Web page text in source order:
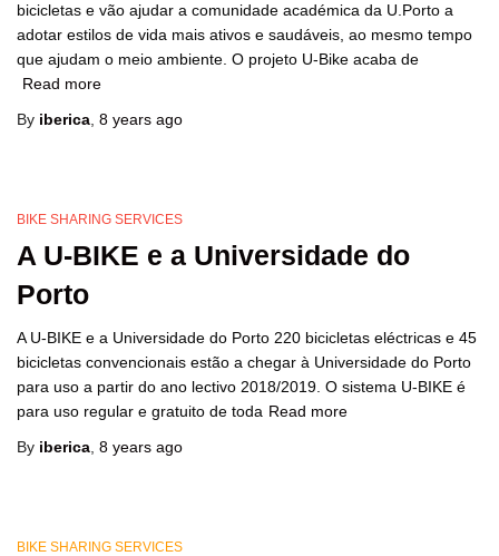
bicicletas e vão ajudar a comunidade académica da U.Porto a
adotar estilos de vida mais ativos e saudáveis, ao mesmo tempo
que ajudam o meio ambiente. O projeto U-Bike acaba de
Read more
By iberica 8 years ago
BIKE SHARING SERVICES
A U-BIKE e a Universidade do
Porto
A U-BIKE e a Universidade do Porto 220 bicicletas eléctricas e 45
bicicletas convencionais estão a chegar à Universidade do Porto
para uso a partir do ano lectivo 2018/2019. O sistema U-BIKE é
para uso regular e gratuito de toda Read more
By iberica 8 years ago
BIKE SHARING SERVICES